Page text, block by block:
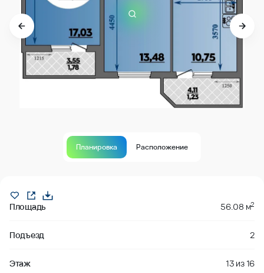
Планировка Расположение
Площадь 56.08 м2
Подъезд 2
Этаж 13 из16